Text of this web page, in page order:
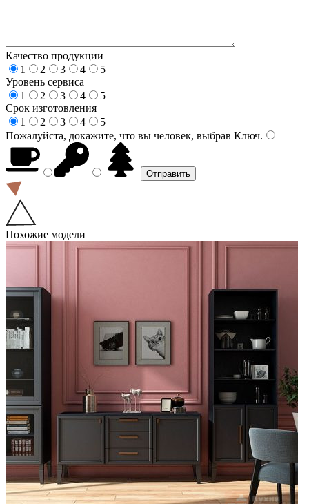
Качество продукции
1
2 3 4
5
Уровень сервиса
1
2 3 4
5
Срок изготовления
1
2 3 4
5
Пожалуйста, докажите, что вы человек, выбрав Ключ.
Похожие модели